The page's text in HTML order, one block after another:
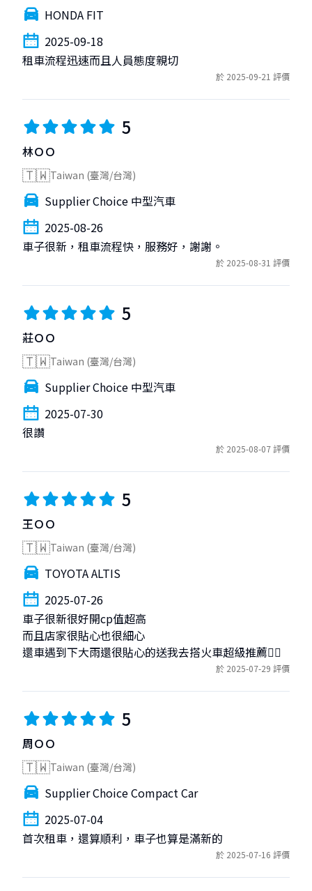
HONDA FIT
2025-09-18
租車流程迅速而且人員態度親切
於 2025-09-21 評價
5
林ＯＯ
🇹🇼Taiwan (臺灣/台灣)
Supplier Choice 中型汽車
2025-08-26
車子很新，租車流程快，服務好，謝謝。
於 2025-08-31 評價
5
莊ＯＯ
🇹🇼Taiwan (臺灣/台灣)
Supplier Choice 中型汽車
2025-07-30
很讚
於 2025-08-07 評價
5
王ＯＯ
🇹🇼Taiwan (臺灣/台灣)
TOYOTA ALTIS
2025-07-26
車子很新很好開cp值超高
而且店家很貼心也很細心
還車遇到下大雨還很貼心的送我去搭火車超級推薦👍🏻
於 2025-07-29 評價
5
周ＯＯ
🇹🇼Taiwan (臺灣/台灣)
Supplier Choice Compact Car
2025-07-04
首次租車，還算順利，車子也算是滿新的
於 2025-07-16 評價